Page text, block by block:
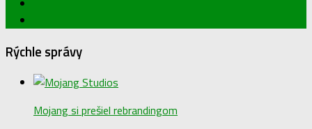
Rýchle správy
Mojang si prešiel rebrandingom